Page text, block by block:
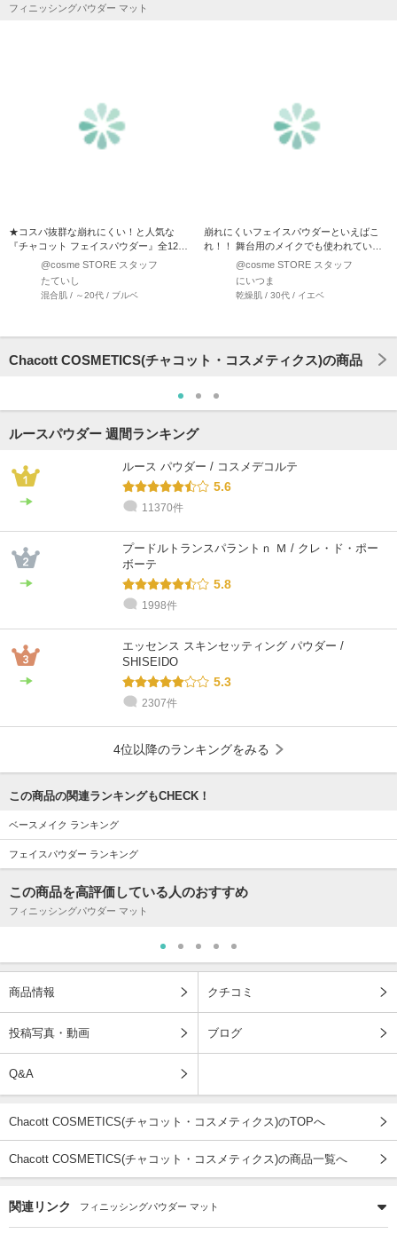
フィニッシングパウダー マット
★コスパ抜群な崩れにくい！と人気な
『チャコット フェイスパウダー』全12種
の違いを解説してみました…
@cosme STORE スタッフ
たていし
混合肌 / ～20代 / ブルベ
崩れにくいフェイスパウダーといえばこ
れ！！ 舞台用のメイクでも使われている
チャコットだからこ…
@cosme STORE スタッフ
にいつま
乾燥肌 / 30代 / イエベ
Chacott COSMETICS(チャコット・コスメティクス)の商品
ルースパウダー 週間ランキング
ルース パウダー / コスメデコルテ
5.6
11370件
プードルトランスパラントｎ Ｍ / クレ・ド・ポー
ボーテ
5.8
1998件
エッセンス スキンセッティング パウダー /
SHISEIDO
5.3
2307件
4位以降のランキングをみる
この商品の関連ランキングもCHECK！
ベースメイク ランキング
フェイスパウダー ランキング
この商品を高評価している人のおすすめ
フィニッシングパウダー マット
商品情報 クチコミ
投稿写真・動画 ブログ
Q&A
Chacott COSMETICS(チャコット・コスメティクス)のTOPへ
Chacott COSMETICS(チャコット・コスメティクス)の商品一覧へ
関連リンク フィニッシングパウダー マット